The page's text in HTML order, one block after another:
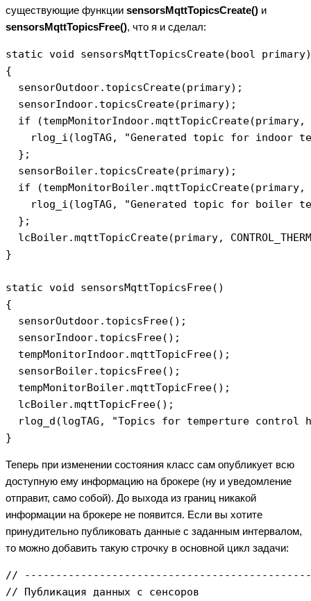
существующие функции sensorsMqttTopicsCreate() и
sensorsMqttTopicsFree(), что я и сделал:
static void sensorsMqttTopicsCreate(bool primary)
{
  sensorOutdoor.topicsCreate(primary);
  sensorIndoor.topicsCreate(primary);
if
rlog_i(logTAG, "Generated topic for indoor
  };
  sensorBoiler.topicsCreate(primary);
if
rlog_i(logTAG, "Generated topic for boiler
  };
lcBoiler.mqttTopicCreate(primary,
}
static void sensorsMqttTopicsFree()
{
  sensorOutdoor.topicsFree();
  sensorIndoor.topicsFree();
  tempMonitorIndoor.mqttTopicFree();
  sensorBoiler.topicsFree();
  tempMonitorBoiler.mqttTopicFree();
  lcBoiler.mqttTopicFree();
rlog_d(logTAG, "Topics for temperture control
Теперь при изменении состояния класс сам опубликует всю
доступную ему информацию на брокере (ну и уведомление
отправит, само собой). До выхода из границ никакой
информации на брокере не появится. Если вы хотите
принудительно публиковать данные с заданным интервалом,
то можно добавить такую строчку в основной цикл задачи:
//
// Публикация данных с сенсоров